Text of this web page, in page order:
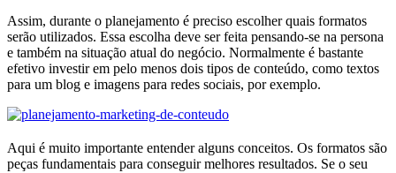
Assim, durante o planejamento é preciso escolher quais formatos
serão utilizados. Essa escolha deve ser feita pensando-se na persona
e também na situação atual do negócio. Normalmente é bastante
efetivo investir em pelo menos dois tipos de conteúdo, como textos
para um blog e imagens para redes sociais, por exemplo.
Aqui é muito importante entender alguns conceitos. Os formatos são
peças fundamentais para conseguir melhores resultados. Se o seu